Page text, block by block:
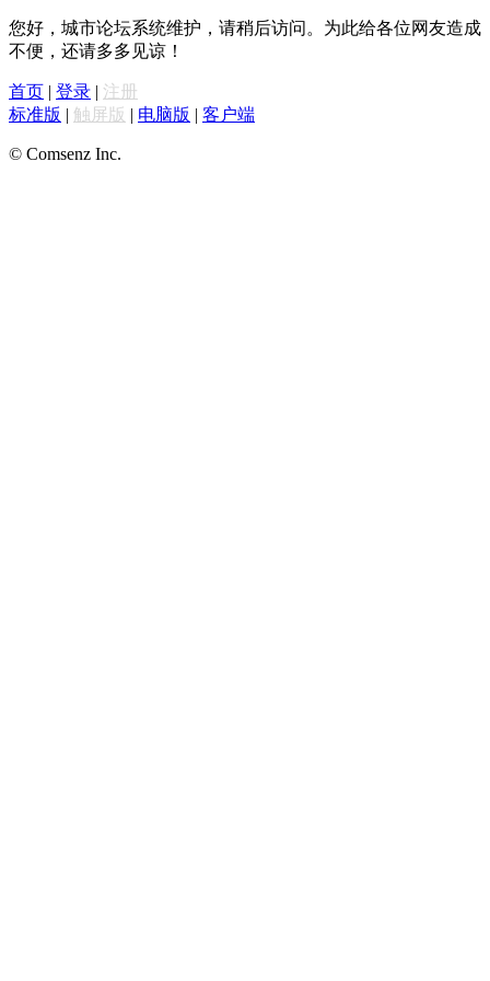
您好，城市论坛系统维护，请稍后访问。为此给各位网友造成
不便，还请多多见谅！
首页 | 登录 | 注册
标准版 | 触屏版 | 电脑版 | 客户端
© Comsenz Inc.